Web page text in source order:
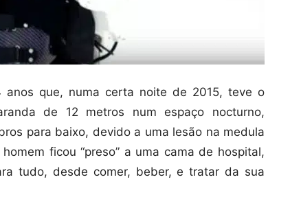
que, numa certa noite de 2015, teve o
de 12 metros num espaço nocturno,
para baixo, devido a uma lesão na medula
ficou “preso” a uma cama de hospital,
tudo, desde comer, beber, e tratar da sua